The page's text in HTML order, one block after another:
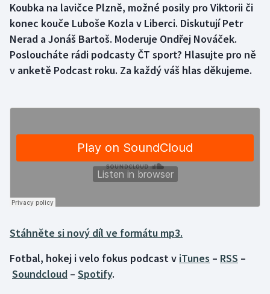
Florbal
Futsal
Golf
Lyže a snowboard
Koubka na lavičce Plzně, možné posily pro Viktorii či
konec kouče Luboše Kozla v Liberci. Diskutují Petr
Nerad a Jonáš Bartoš. Moderuje Ondřej Nováček.
Posloucháte rádi podcasty ČT sport? Hlasujte pro ně
v anketě Podcast roku. Za každý váš hlas děkujeme.
Stáhněte si nový díl ve formátu mp3.
Fotbal, hokej i velo fokus podcast v iTunes – RSS –
Soundcloud – Spotify.